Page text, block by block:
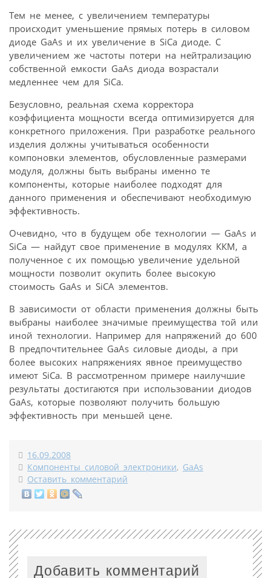
Тем не менее, с увеличением температуры
происходит уменьшение прямых потерь в силовом
диоде GaAs и их увеличение в SiCa диоде. С
увеличением же частоты потери на нейтрализацию
собственной емкости GaAs диода возрастали
медленнее чем для SiCa.
Безусловно, реальная схема корректора
коэффициента мощности всегда оптимизируется для
конкретного приложения. При разработке реального
изделия должны учитываться особенности
компоновки элементов, обусловленные размерами
модуля, должны быть выбраны именно те
компоненты, которые наиболее подходят для
данного применения и обеспечивают необходимую
эффективность.
Очевидно, что в будущем обе технологии — GaAs и
SiCa — найдут свое применение в модулях ККМ, а
полученное с их помощью увеличение удельной
мощности позволит окупить более высокую
стоимость GaAs и SiCA элементов.
В зависимости от области применения должны быть
выбраны наиболее значимые преимущества той или
иной технологии. Например для напряжений до 600
В предпочтительнее GaAs силовые диоды, а при
более высоких напряжениях явное преимущество
имеют SiCa. В рассмотренном примере наилучшие
результаты достигаются при использовании диодов
GaAs, которые позволяют получить большую
эффективность при меньшей цене.
16.09.2008
Компоненты силовой электроники, GaAs
Оставить комментарий
Добавить комментарий